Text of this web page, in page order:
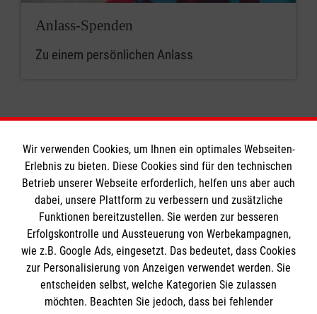
Anlass-Spenden
Zu einem persönlichen Anlass
Informationen
Impressum
Datenschutz
Barrierefreiheit
Kontakt
Die Malteser
Wir verwenden Cookies, um Ihnen ein optimales Webseiten-
Erlebnis zu bieten. Diese Cookies sind für den technischen
Betrieb unserer Webseite erforderlich, helfen uns aber auch
dabei, unsere Plattform zu verbessern und zusätzliche
Funktionen bereitzustellen. Sie werden zur besseren
Erfolgskontrolle und Aussteuerung von Werbekampagnen,
wie z.B. Google Ads, eingesetzt. Das bedeutet, dass Cookies
zur Personalisierung von Anzeigen verwendet werden. Sie
entscheiden selbst, welche Kategorien Sie zulassen
möchten. Beachten Sie jedoch, dass bei fehlender